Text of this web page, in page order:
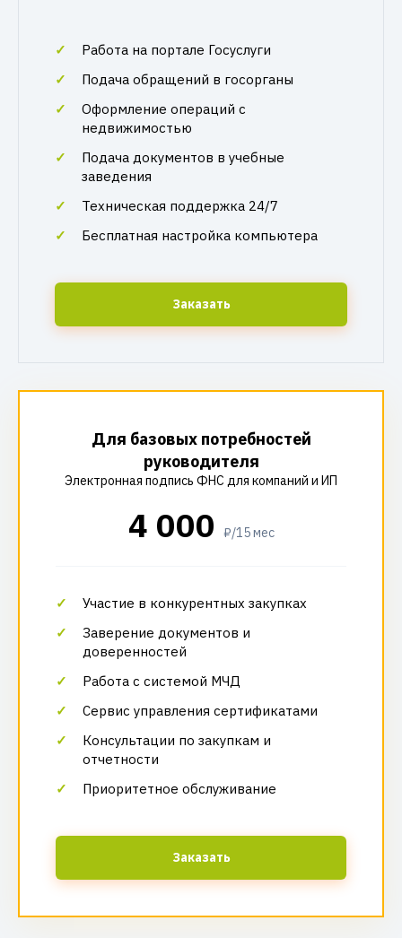
Работа на портале Госуслуги
Подача обращений в госорганы
Оформление операций с
недвижимостью
Подача документов в учебные
заведения
Техническая поддержка 24/7
Бесплатная настройка компьютера
Заказать
Для базовых потребностей
руководителя
Электронная подпись ФНС для компаний и ИП
4 000 ₽/15 мес
Участие в конкурентных закупках
Заверение документов и
доверенностей
Работа с системой МЧД
Сервис управления сертификатами
Консультации по закупкам и
отчетности
Приоритетное обслуживание
Заказать